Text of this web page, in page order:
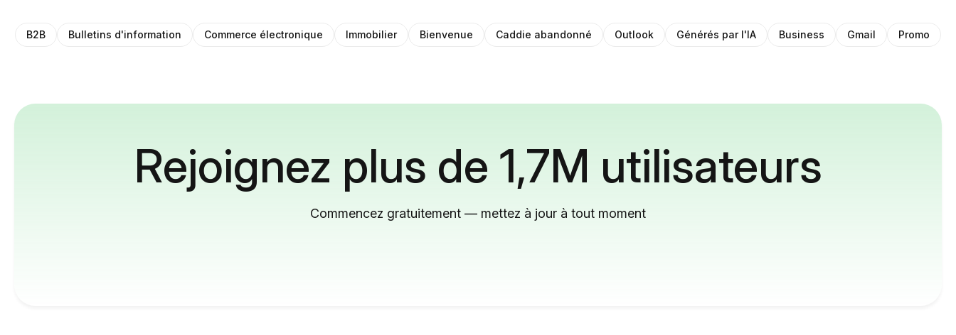
B2B Bulletins d'information Commerce électronique Immobilier Bienvenue Caddie abandonné Outlook Générés par l'IA Business Gmail Promo
Rejoignez plus de 1,7M utilisateurs
Commencez gratuitement — mettez à jour à tout moment